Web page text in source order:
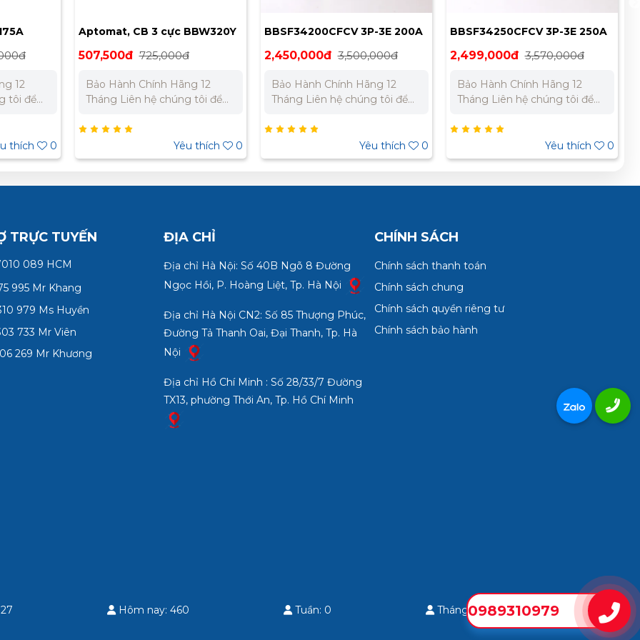
12
332
thích 0
Aptomat, CB 3 cực BBW320Y
507,500đ 725,000đ
Bảo Hành Chính Hãng 12
Tháng Liên hệ chúng tôi để
án. Miền Bắc : 0989 310 979
0902 303 733 – 0945 332
Yêu thích 0
BBSF34200CFCV 3P-3E 200A
35kA 415VAC
2,450,000đ 3,500,000đ
Bảo Hành Chính Hãng 12
Tháng Liên hệ chúng tôi để
án. Miền Bắc : 0989 310 979
0902 303 733 – 0945 332
Yêu thích 0
BBSF34250CFCV 3P-3E 250A
35kA 415VAC
2,499,000đ 3,570,000đ
Bảo Hành Chính Hãng 12
Tháng Liên hệ chúng tôi để
án. Miền Bắc : 0989 310 979
0902 303 733 – 0945 332
Yêu thích 0
TRỰC TUYẾN
089 HCM
995 Mr Khang
979 Ms Huyền
733 Mr Viên
269 Mr Khương
ĐỊA CHỈ
Địa chỉ Hà Nội: Số 40B Ngõ 8 Đường
Ngọc Hồi, P. Hoàng Liệt, Tp. Hà Nội
Địa chỉ Hà Nội CN2: Số 85 Thượng Phúc,
Đường Tả Thanh Oai, Đại Thanh, Tp. Hà
Nội
Địa chỉ Hồ Chí Minh : Số 28/33/7 Đường
TX13, phường Thới An, Tp. Hồ Chí Minh
CHÍNH SÁCH
Chính sách thanh toán
Chính sách chung
Chính sách quyền riêng tư
Chính sách bảo hành
Hôm nay: 460 Tuần: 0 Tháng: 0 Tổng: 0
0989310979